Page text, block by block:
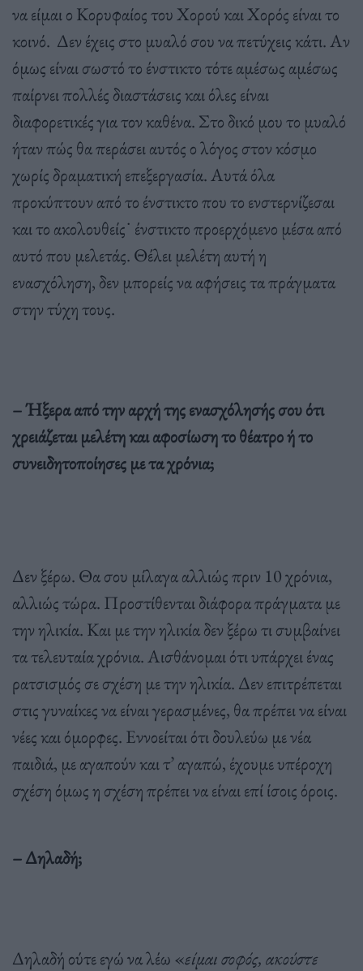
να είμαι ο Κορυφαίος του Χορού και Χορός είναι το
κοινό. Δεν έχεις στο μυαλό σου να πετύχεις κάτι. Αν
όμως είναι σωστό το ένστικτο τότε αμέσως αμέσως
παίρνει πολλές διαστάσεις και όλες είναι
διαφορετικές για τον καθένα. Στο δικό μου το μυαλό
ήταν πώς θα περάσει αυτός ο λόγος στον κόσμο
χωρίς δραματική επεξεργασία. Αυτά όλα
προκύπτουν από το ένστικτο που το ενστερνίζεσαι
και το ακολουθείς˙ ένστικτο προερχόμενο μέσα από
αυτό που μελετάς. Θέλει μελέτη αυτή η
ενασχόληση, δεν μπορείς να αφήσεις τα πράγματα
στην τύχη τους.
– Ήξερα από την αρχή της ενασχόλησής σου ότι
χρειάζεται μελέτη και αφοσίωση το θέατρο ή το
συνειδητοποίησες με τα χρόνια;
Δεν ξέρω. Θα σου μίλαγα αλλιώς πριν 10 χρόνια,
αλλιώς τώρα. Προστίθενται διάφορα πράγματα με
την ηλικία. Και με την ηλικία δεν ξέρω τι συμβαίνει
τα τελευταία χρόνια. Αισθάνομαι ότι υπάρχει ένας
ρατσισμός σε σχέση με την ηλικία. Δεν επιτρέπεται
στις γυναίκες να είναι γερασμένες, θα πρέπει να είναι
νέες και όμορφες. Εννοείται ότι δουλεύω με νέα
παιδιά, με αγαπούν και τ’ αγαπώ, έχουμε υπέροχη
σχέση όμως η σχέση πρέπει να είναι επί ίσοις όροις.
– Δηλαδή;
Δηλαδή ούτε εγώ να λέω «είμαι σοφός, ακούστε